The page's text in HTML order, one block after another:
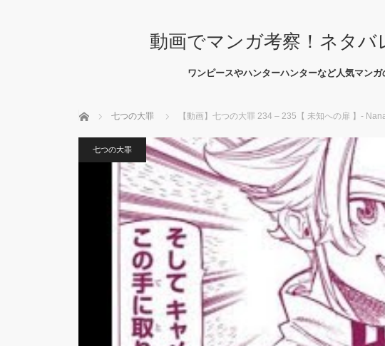
動画でマンガ考察！ネタバ
ワンピースやハンターハンターなど人気マン
ホーム 七つの大罪 【動画】七つの大罪 234 – 235【 未知への扉 】-
七つの大罪